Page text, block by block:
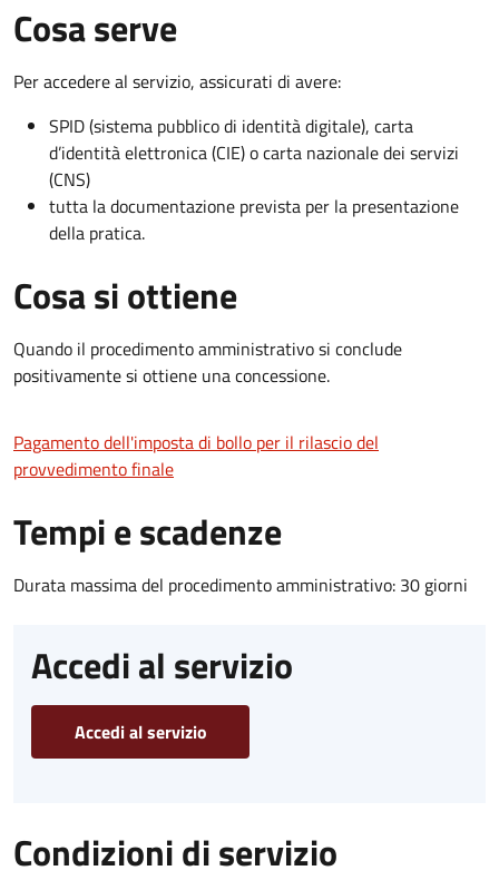
Cosa serve
Per accedere al servizio, assicurati di avere:
SPID (sistema pubblico di identità digitale), carta
d’identità elettronica (CIE) o carta nazionale dei servizi
(CNS)
tutta la documentazione prevista per la presentazione
della pratica.
Cosa si ottiene
Quando il procedimento amministrativo si conclude
positivamente si ottiene una concessione.
Pagamento dell'imposta di bollo per il rilascio del
provvedimento finale
Tempi e scadenze
Durata massima del procedimento amministrativo: 30 giorni
Accedi al servizio
Accedi al servizio
Condizioni di servizio